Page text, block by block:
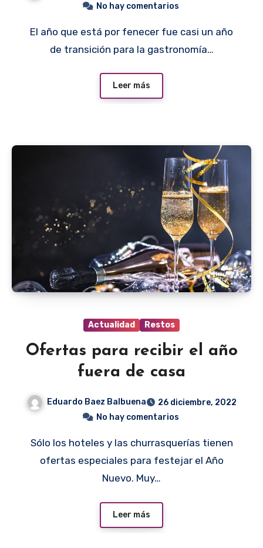
No hay comentarios
El año que está por fenecer fue casi un año
de transición para la gastronomía…
Leer más
Actualidad Restos
Ofertas para recibir el año
fuera de casa
Eduardo Baez Balbuena
26 diciembre, 2022
No hay comentarios
Sólo los hoteles y las churrasquerías tienen
ofertas especiales para festejar el Año
Nuevo. Muy…
Leer más